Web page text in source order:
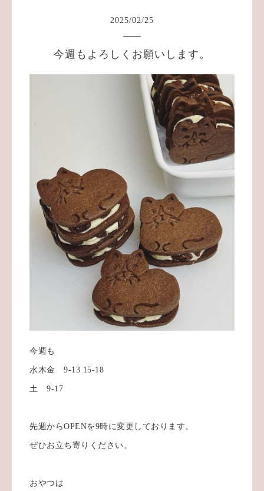
2025/02/25
今週もよろしくお願いします。
今週も
水木金 9-13 15-18
土 9-17
先週からOPENを9時に変更しております。
ぜひお立ち寄りください。
おやつは